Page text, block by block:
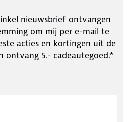
nieuwsbrief ontvangen
om mij per e-mail te
acties en kortingen uit de
ontvang 5.- cadeautegoed.*